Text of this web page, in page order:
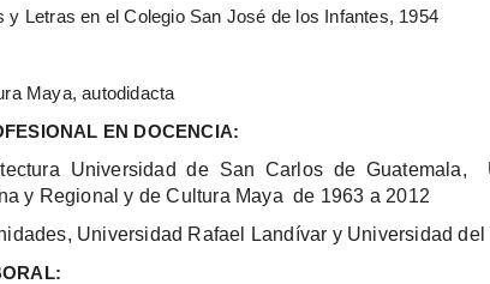
y Letras en el Colegio San José de los Infantes, 1954
Maya, autodidacta
EN DOCENCIA:
Universidad de San Carlos de
y Regional y de Cultura Maya de 1963 a 2012
Universidad Rafael Landívar y Universidad